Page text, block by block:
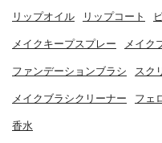
リップオイル リップコート
メイクキープスプレー メイク
ファンデーションブラシ スク
メイクブラシクリーナー フェ
香水